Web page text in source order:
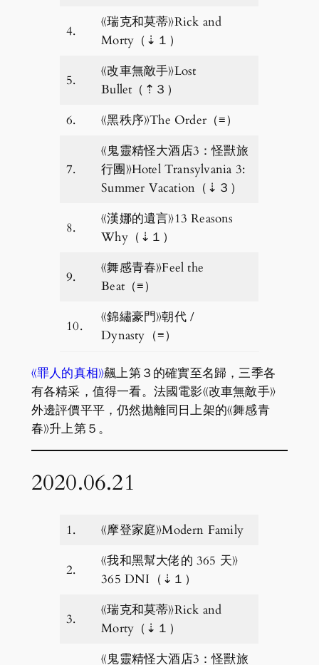
4.
《瑞克和莫蒂》Rick and
Morty（⇣１）
5.
《改車無敵手》Lost
Bullet（⇡３）
6.
《黑秩序》The Order（≡）
7.
《鬼靈精怪大酒店3：怪獸旅
行團》Hotel Transylvania 3:
Summer Vacation（⇣３）
8.
《漢娜的遺言》13 Reasons
Why（⇣１）
9.
《舞感青春》Feel the
Beat（≡）
10.
《錦繡豪門》朝代 /
Dynasty（≡）
《罪人的真相》飆上第３的確實至名歸，三季各
有各精采，值得一看。法國電影《改車無敵手》
外邊評價平平，仍然拋離同日上架的《舞感青
春》升上第５。
2020.06.21
1. 《摩登家庭》Modern Family
2.
《我和黑幫大佬的 365 天》
365 DNI（⇣１）
3.
《瑞克和莫蒂》Rick and
Morty（⇣１）
《鬼靈精怪大酒店3：怪獸旅